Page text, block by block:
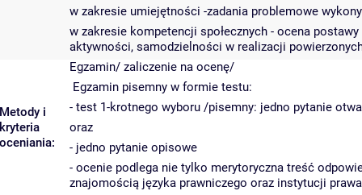
w zakresie umiejętności -zadania problemowe
w zakresie kompetencji społecznych - ocena
aktywności, samodzielności w realizacji
Metody i
kryteria
oceniania:
Egzamin/ zaliczenie na ocenę/
Egzamin pisemny w formie testu:
- test 1-krotnego wyboru /pisemny: jedno pytanie
oraz
- jedno pytanie opisowe
- ocenie podlega nie tylko merytoryczna treść
znajomością języka prawniczego oraz instytucji